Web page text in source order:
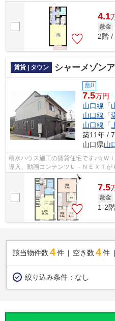
コンロなどの設備も充実！
4.1
敷金
2階 /
賃貸 | タウン シャーメゾン
敷0
7.5万円
山口線 「
山口線 「
山口線 「
築11年 /
山口県山
積水ハウス施工の賃貸住宅です♪☆Ｗ
導入、動画コンテンツＵ－ＮＥＸＴ
イプの３ＬＤＫです！駐車場２台込、
7.5
敷金
1-2
該当物件数 4件 空き数 4 件
絞り込み条件： なし